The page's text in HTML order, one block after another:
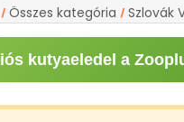
/ Összes kategória / Szlovák
kutyaeledel a